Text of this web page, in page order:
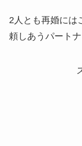
2人とも再婚には
頼しあうパートナ